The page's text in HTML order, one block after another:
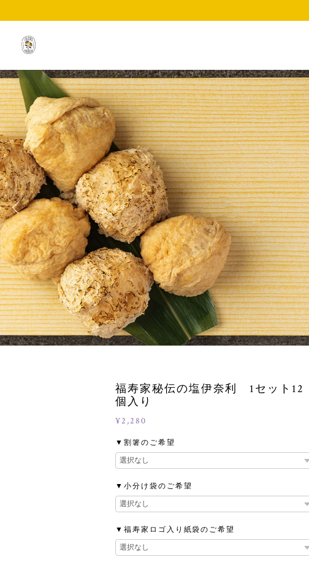
福寿家秘伝の塩伊奈利 1セット12
個入り
¥2,280
▼割箸のご希望
▼小分け袋のご希望
▼福寿家ロゴ入り紙袋のご希望